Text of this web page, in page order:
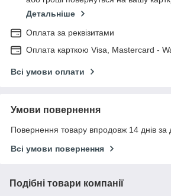
Детальніше
Оплата за реквізитами
Оплата карткою Visa, Mastercard -
Всі умови оплати
Умови повернення
Повернення товару впродовж 14 днів за
Всі умови повернення
Подібні товари компанії